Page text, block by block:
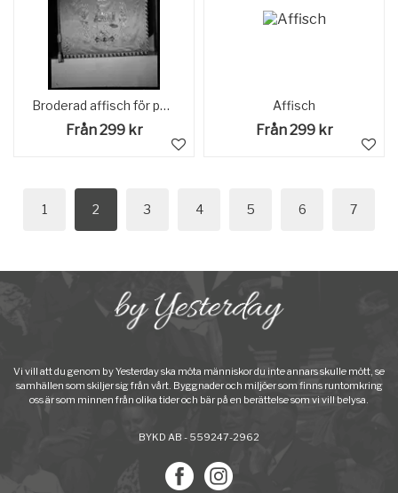
Broderad affisch för personalen vid Statens Järnvägar, SJ Verkstad Malmö 1888.
Från 299 kr
Affisch
Från 299 kr
1 2 3 4 5 6 7
Vi vill att du genom by Yesterday ska möta människor du inte annars skulle mött, se
samhällen som skiljer sig från vårt. Byggnader och miljöer som finns runtomkring
oss är som minnen från olika tider och bär på en berättelse som vi vill belysa.
BYKD AB - 559247-2962